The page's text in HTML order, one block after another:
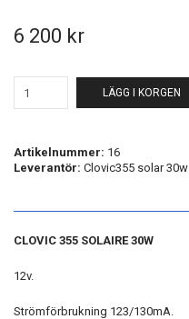
6 200 kr
LÄGG I KORGEN
Artikelnummer: 16
Leverantör: Clovic355 solar 30w
CLOVIC 355 SOLAIRE 30W
12v.
Strömförbrukning 123/130mA.